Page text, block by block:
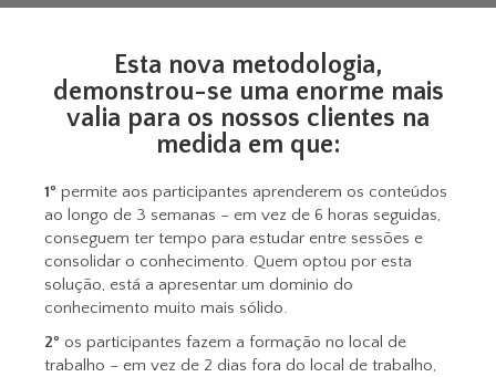
Esta nova metodologia,
demonstrou-se uma enorme mais
valia para os nossos clientes na
medida em que:
1º permite aos participantes aprenderem os conteúdos
ao longo de 3 semanas – em vez de 6 horas seguidas,
conseguem ter tempo para estudar entre sessões e
consolidar o conhecimento. Quem optou por esta
solução, está a apresentar um dominio do
conhecimento muito mais sólido.
2º os participantes fazem a formação no local de
trabalho – em vez de 2 dias fora do local de trabalho,